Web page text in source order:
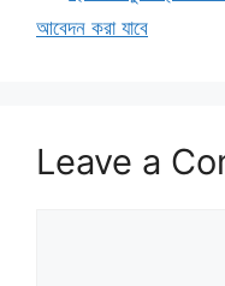
আবেদন করা যাবে
Leave a